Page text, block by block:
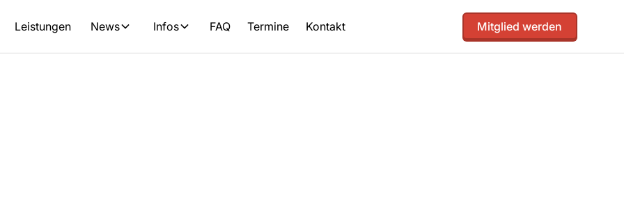
Leistungen News Infos FAQ Termine Kontakt Mitglied werden